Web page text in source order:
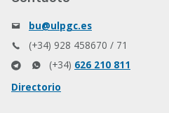
bu@ulpgc.es
(+34) 928 458670 / 71
(+34) 626 210 811
Directorio